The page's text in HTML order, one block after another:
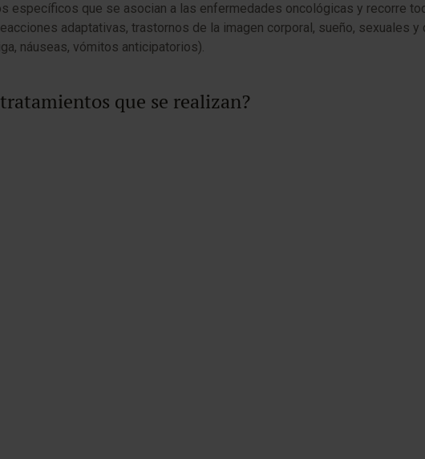
que se asocian a las enfermedades oncológicas y recorre
adaptativas, trastornos de la imagen corporal, sueño, sexuales
náuseas, vómitos anticipatorios).
que se realizan?